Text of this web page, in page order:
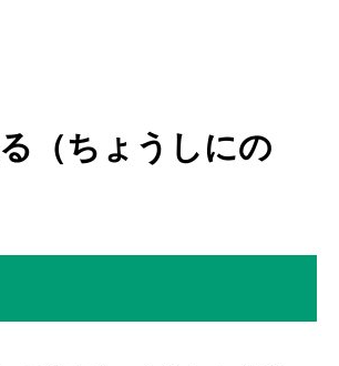
（ちょうしにの